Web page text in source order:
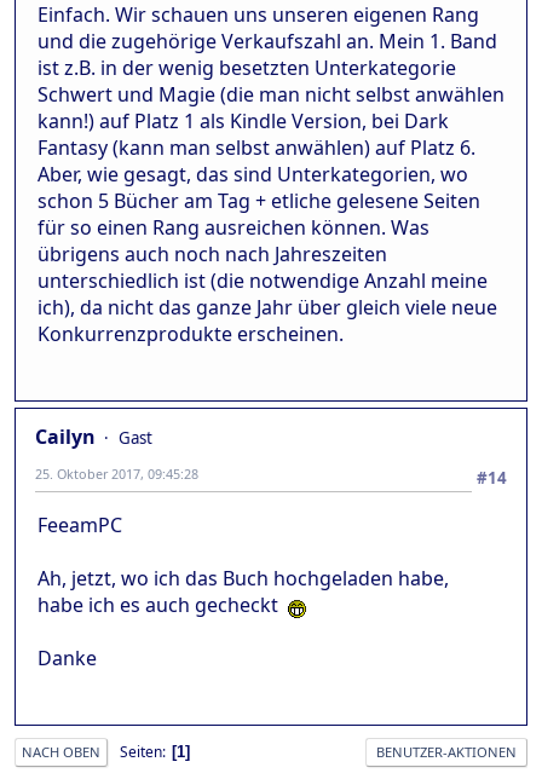
Einfach. Wir schauen uns unseren eigenen Rang
und die zugehörige Verkaufszahl an. Mein 1. Band
ist z.B. in der wenig besetzten Unterkategorie
Schwert und Magie (die man nicht selbst anwählen
kann!) auf Platz 1 als Kindle Version, bei Dark
Fantasy (kann man selbst anwählen) auf Platz 6.
Aber, wie gesagt, das sind Unterkategorien, wo
schon 5 Bücher am Tag + etliche gelesene Seiten
für so einen Rang ausreichen können. Was
übrigens auch noch nach Jahreszeiten
unterschiedlich ist (die notwendige Anzahl meine
ich), da nicht das ganze Jahr über gleich viele neue
Konkurrenzprodukte erscheinen.
Cailyn
Gast
#14
25. Oktober 2017, 09:45:28
FeeamPC
Ah, jetzt, wo ich das Buch hochgeladen habe,
habe ich es auch gecheckt
Danke
NACH OBEN Seiten 1 BENUTZER-AKTIONEN